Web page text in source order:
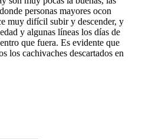
personas mayores ocon
muy difícil subir y descender, y
y algunas líneas los días de
que fuera. Es evidente que
los cachivaches descartados en